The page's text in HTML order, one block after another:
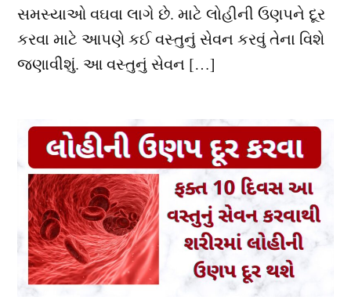
સમસ્યાઓ વઘવા લાગે છે. માટે લોહીની ઉણપને દૂર
કરવા માટે આપણે કઈ વસ્તુનું સેવન કરવું તેના વિશે
જણાવીશું. આ વસ્તુનું સેવન […]